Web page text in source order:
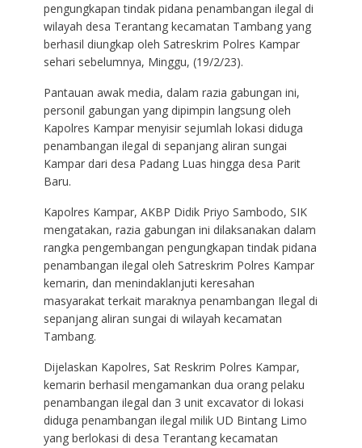
pengungkapan tindak pidana penambangan ilegal di
wilayah desa Terantang kecamatan Tambang yang
berhasil diungkap oleh Satreskrim Polres Kampar
sehari sebelumnya, Minggu, (19/2/23).
Pantauan awak media, dalam razia gabungan ini,
personil gabungan yang dipimpin langsung oleh
Kapolres Kampar menyisir sejumlah lokasi diduga
penambangan ilegal di sepanjang aliran sungai
Kampar dari desa Padang Luas hingga desa Parit
Baru.
Kapolres Kampar, AKBP Didik Priyo Sambodo, SIK
mengatakan, razia gabungan ini dilaksanakan dalam
rangka pengembangan pengungkapan tindak pidana
penambangan ilegal oleh Satreskrim Polres Kampar
kemarin, dan menindaklanjuti keresahan
masyarakat terkait maraknya penambangan Ilegal di
sepanjang aliran sungai di wilayah kecamatan
Tambang.
Dijelaskan Kapolres, Sat Reskrim Polres Kampar,
kemarin berhasil mengamankan dua orang pelaku
penambangan ilegal dan 3 unit excavator di lokasi
diduga penambangan ilegal milik UD Bintang Limo
yang berlokasi di desa Terantang kecamatan